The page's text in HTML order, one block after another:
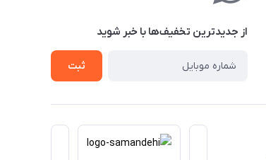
از جدید‌ترین تخفیف‌ها با‌ خبر شوید
ثبت